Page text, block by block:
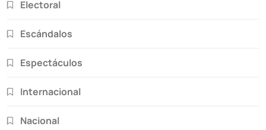
Electoral
Escándalos
Espectáculos
Internacional
Nacional